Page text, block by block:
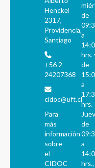
Henckel
2317,
Providencia,
Santiago
+56 2
24207368
cidoc@uft.cl
Para
más
información
sobre
el
CIDOC
de
a
hrs.
de
a
hrs.
de
a
hrs.,